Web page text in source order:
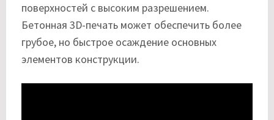
поверхностей с высоким разрешением.
Бетонная 3D-печать может обеспечить более
грубое, но быстрое осаждение основных
элементов конструкции.